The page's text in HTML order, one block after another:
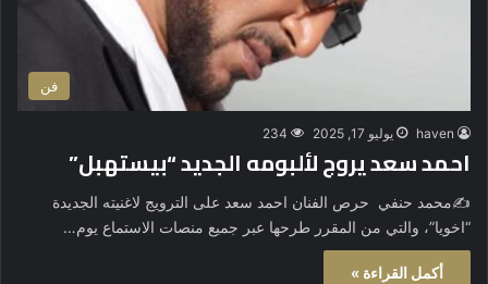
فن
haven يوليو 17, 2025 234
احمد سعد يروج لألبومه الجديد “بيستهبل”
✍️محمد حنفي حرص الفنان احمد سعد على الترويج لاغنيته الجديدة
“اخويا”، والتي من المقرر طرحها عبر جميع منصات الاستماع يوم…
أكمل القراءة »